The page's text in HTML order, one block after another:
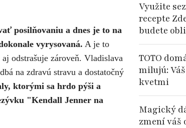
posilňovaniu a dnes je to na
vyrysovaná. A je to
odstrašuje zároveň. Vladislava
na zdravú stravu a dostatočný
ktorými sa hrdo pýši a
"Kendall Jenner na
Využite
recepte
budete
TOTO
milujú:
kvetmi
Magický
zmení váš